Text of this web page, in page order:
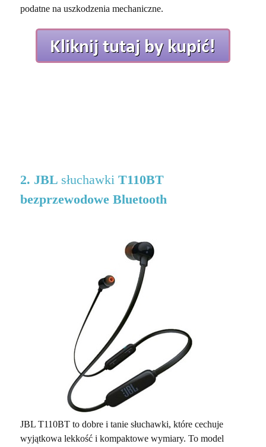
podatne na uszkodzenia mechaniczne.
2. JBL słuchawki T110BT
bezprzewodowe Bluetooth
JBL T110BT to dobre i tanie słuchawki, które cechuje
wyjątkowa lekkość i kompaktowe wymiary. To model